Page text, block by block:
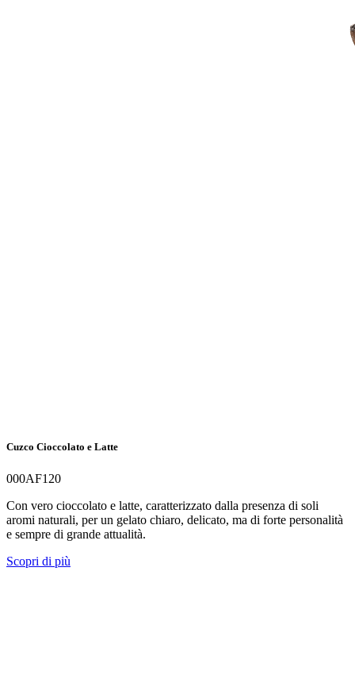
Cuzco Cioccolato e Latte
000AF120
Con vero cioccolato e latte, caratterizzato dalla presenza di soli
aromi naturali, per un gelato chiaro, delicato, ma di forte personalità
e sempre di grande attualità.
Scopri di più